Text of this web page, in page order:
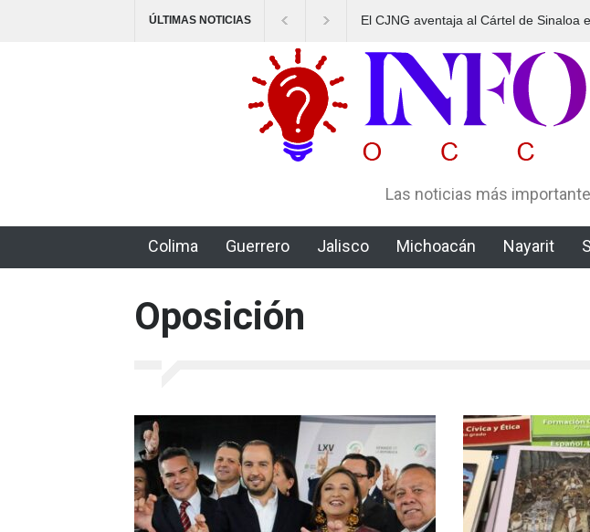
ÚLTIMAS NOTICIAS
El CJNG aventaja al Cártel de Sinaloa en expansión y variedad
Arrestan en Texas a
Las noticias más
Colima Guerrero Jalisco Michoacán Nayarit
Oposición